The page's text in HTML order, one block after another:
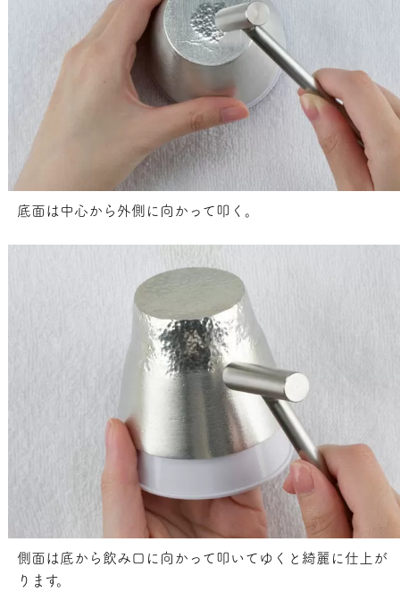
底面は中心から外側に向かって叩く。
側面は底から飲み口に向かって叩いてゆくと綺麗に仕上が
ります。